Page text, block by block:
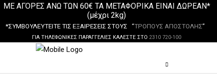
ΜΕ ΑΓΟΡΕΣ ΑΝΩ ΤΩΝ 60€ ΤΑ ΜΕΤΑΦΟΡΙΚΑ ΕΙΝΑΙ ΔΩΡΕΑΝ*
(μέχρι 2kg)
*ΣΥΜΒΟΥΛΕΥΤΕΙΤΕ ΤΙΣ ΕΞΑΙΡΕΣΕΙΣ ΣΤΟΥΣ “ΤΡΟΠΟΥΣ ΑΠΟΣΤΟΛΗΣ”
ΓΙΑ ΤΗΛΕΦΩΝΙΚΕΣ ΠΑΡΑΓΓΕΛΙΕΣ ΚΑΛΕΣΤΕ ΣΤΟ 2310 720-100